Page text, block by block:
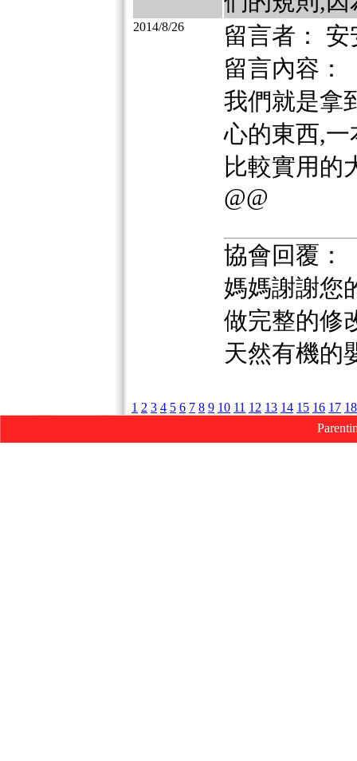
2014/8/26
留言者： 安
留言內容：
我們就是拿
心的東西,
比較實用的
@@
協會回覆：
媽媽謝謝您
做完整的修
天然有機的
1 2 3 4 5 6 7 8 9 10 11 12 13 14 15 16 17 18